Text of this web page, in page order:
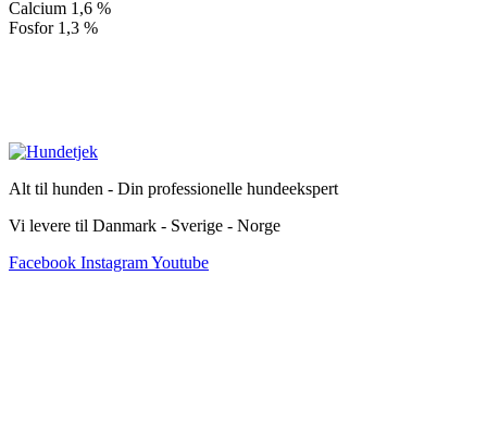
Calcium 1,6 %
Fosfor 1,3 %
Alt til hunden - Din professionelle hundeekspert
Vi levere til Danmark - Sverige - Norge
Facebook InstagramYoutube